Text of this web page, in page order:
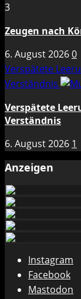
3
Zeugen nach
6. August 20260
Verspätete
Verständnis
Verspätete
Verständnis
6. August 2026 1
Anzeigen
Instagram
Facebook
Mastodon